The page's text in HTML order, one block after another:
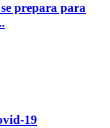
prepara para
19